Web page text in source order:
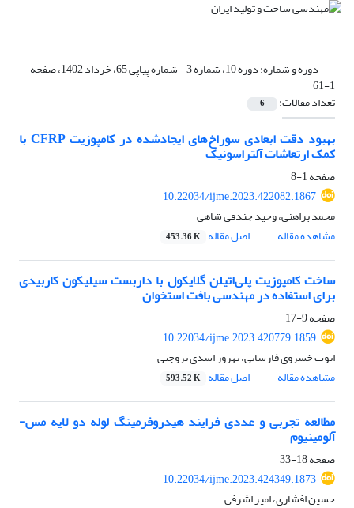
دوره و شماره: دوره 10، شماره 3 - شماره پیاپی 65، خرداد 1402، صفحه
1-61
تعداد مقالات: 6
بهبود دقت ابعادی سوراخ‌های ایجادشده در کامپوزیت CFRP با
کمک ارتعاشات آلتراسونیک
صفحه1-8
10.22034/ijme.2023.422082.1867
محمد براهنی، وحید جندقی شاهی
مشاهده مقاله
اصل مقاله 453.36 K
ساخت کامپوزیت پلی‌اتیلن گلایکول با داربست سیلیکون کاربیدی
برای استفاده در مهندسی بافت استخوان
صفحه9-17
10.22034/ijme.2023.420779.1859
ایوب خسروی فارسانی، بهروز اسدی بروجنی
مشاهده مقاله
اصل مقاله 593.52 K
مطالعه تجربی و عددی فرایند هیدروفرمینگ لوله دو لایه مس-
آلومینیوم
صفحه18-33
10.22034/ijme.2023.424349.1873
حسین افشاری، امیر اشرفی